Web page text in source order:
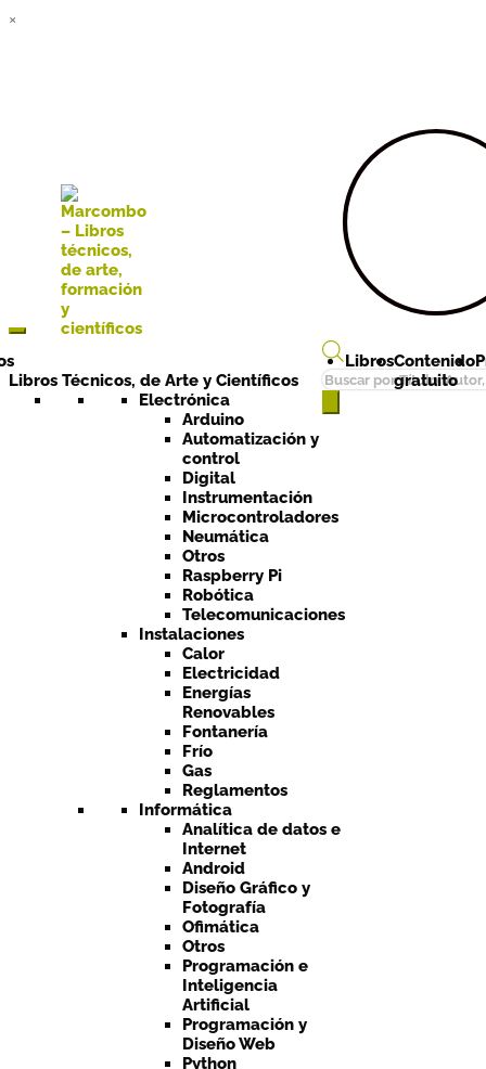
×
Búsqueda
de
Libros Técnicos, de Arte y Científicos
Electrónica
Arduino
Automatización y
control
Digital
Instrumentación
Microcontroladores
Neumática
Otros
Raspberry Pi
Robótica
Telecomunicaciones
Instalaciones
Calor
Electricidad
Energías
Renovables
Fontanería
Frío
Gas
Reglamentos
Informática
Analítica de datos e
Internet
Android
Diseño Gráfico y
Fotografía
Ofimática
Otros
Programación e
Inteligencia
Artificial
Programación y
Diseño Web
Python
LibrosContenido
gratuito